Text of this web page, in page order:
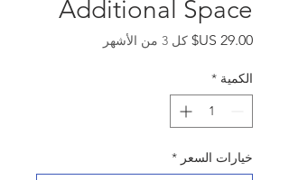
Additional Space
السعر
كل 3 من الأشهر
الكمية *
خيارات السعر *